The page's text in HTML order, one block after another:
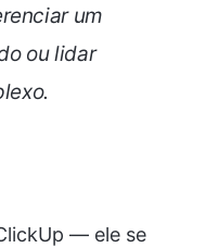
um
ou lidar
— ele se